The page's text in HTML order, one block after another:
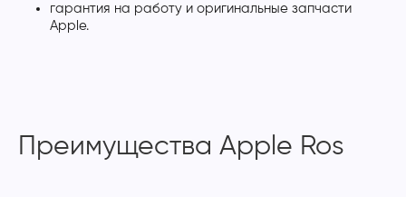
гарантия на работу и оригинальные запчасти
Apple.
Преимущества Apple Ros